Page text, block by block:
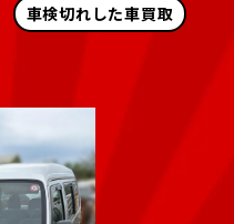
車検切れした車買取